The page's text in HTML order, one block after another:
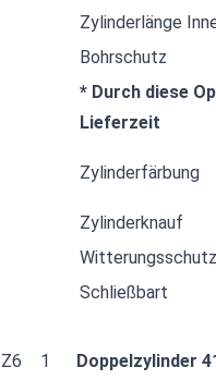
Zylinderlänge
Bohrschutz
* Durch diese
Lieferzeit
Zylinderfärbung
Zylinderknauf
Witterungsschutz
Schließbart
Z6 1 Doppelzylinder